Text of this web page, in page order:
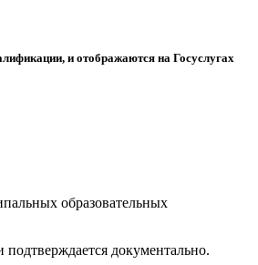
и отображаются на Госуслугах
образовательных
документально.